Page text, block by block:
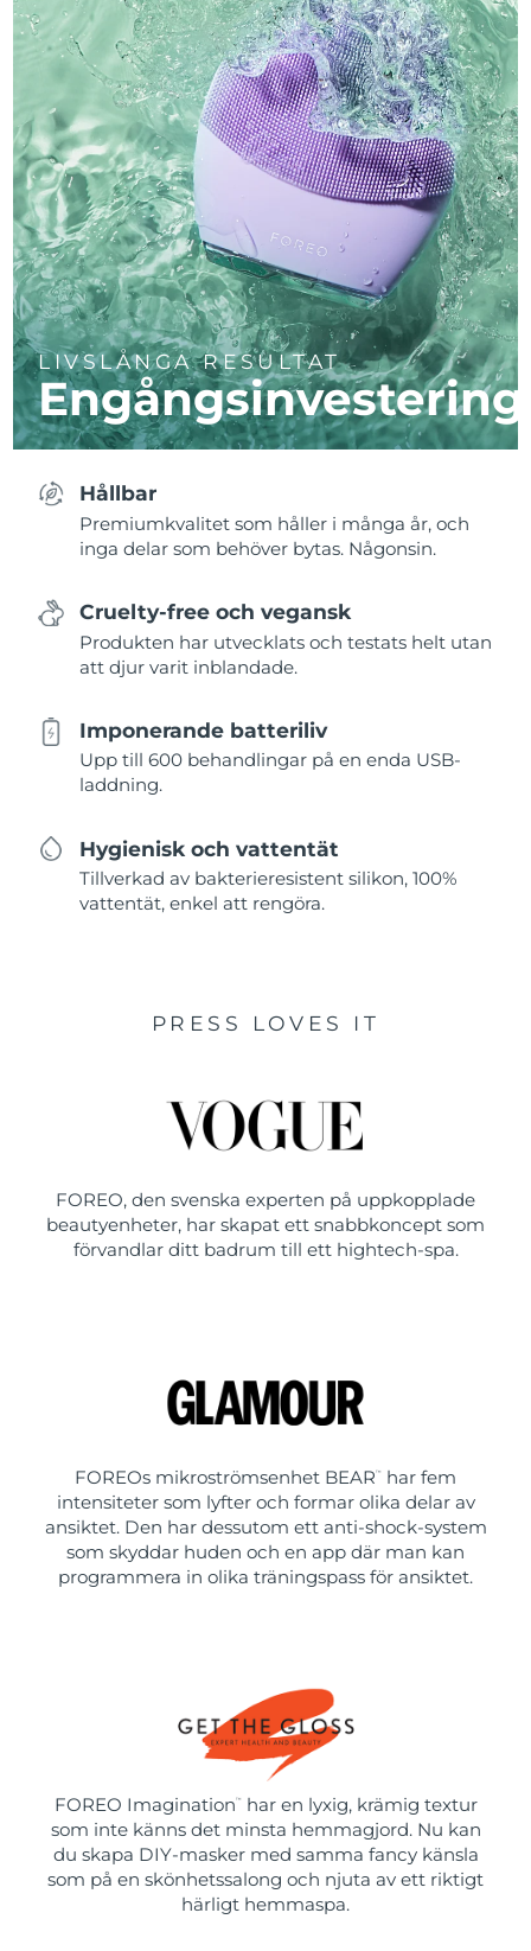
LIVSLÅNGA RESULTAT
Engångsinvestering
Hållbar
Premiumkvalitet som håller i många år, och
inga delar som behöver bytas. Någonsin.
Cruelty-free och vegansk
Produkten har utvecklats och testats helt utan
att djur varit inblandade.
Imponerande batteriliv
Upp till 600 behandlingar på en enda USB-
laddning.
Hygienisk och vattentät
Tillverkad av bakterieresistent silikon, 100%
vattentät, enkel att rengöra.
PRESS LOVES IT
FOREO, den svenska experten på uppkopplade
beautyenheter, har skapat ett snabbkoncept som
förvandlar ditt badrum till ett hightech-spa.
FOREOs mikroströmsenhet BEAR ™
har fem
intensiteter som lyfter och formar olika delar av
ansiktet. Den har dessutom ett anti-shock-system
som skyddar huden och en app där man kan
programmera in olika träningspass för ansiktet.
FOREO Imagination ™
har en lyxig, krämig textur
som inte känns det minsta hemmagjord. Nu kan
du skapa DIY-masker med samma fancy känsla
som på en skönhetssalong och njuta av ett riktigt
härligt hemmaspa.